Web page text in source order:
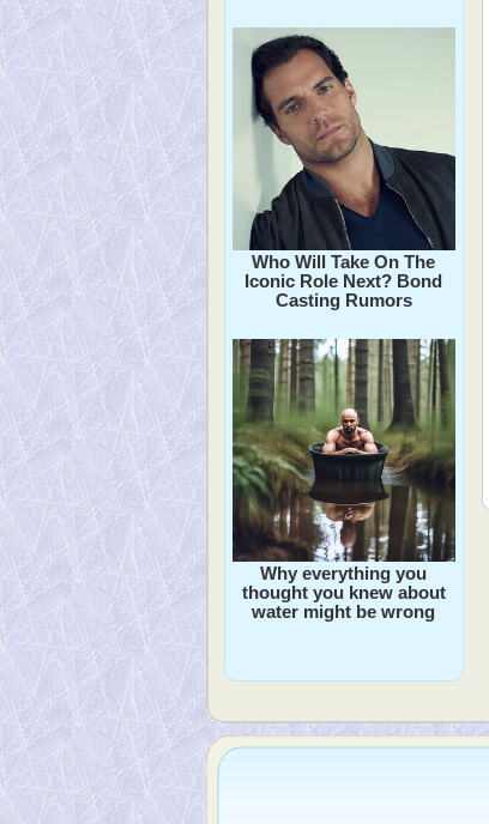
Who Will Take On The
Iconic Role Next? Bond
Casting Rumors
Why everything you
thought you knew about
water might be wrong